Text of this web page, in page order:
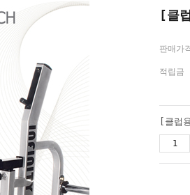
[클
판매가
적립금
[클럽